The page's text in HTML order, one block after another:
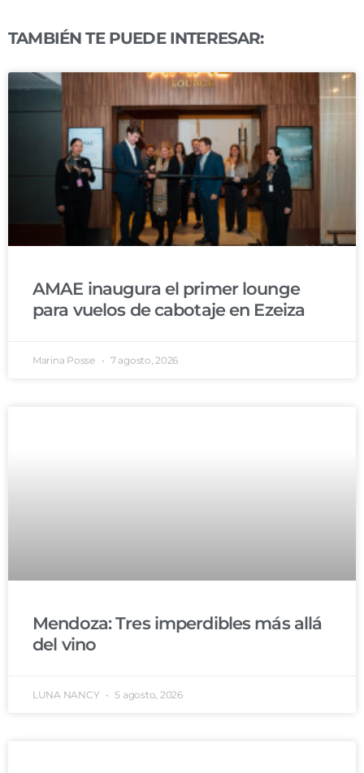
TAMBIÉN TE PUEDE INTERESAR:
AMAE inaugura el primer lounge
para vuelos de cabotaje en Ezeiza
Marina Posse 7 agosto, 2026
Mendoza: Tres imperdibles más allá
del vino
LUNA NANCY 5 agosto, 2026